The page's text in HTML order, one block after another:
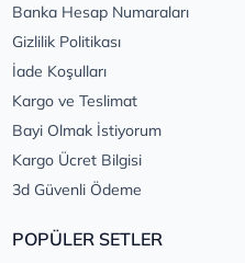
Banka Hesap Numaraları
Gizlilik Politikası
İade Koşulları
Kargo ve Teslimat
Bayi Olmak İstiyorum
Kargo Ücret Bilgisi
3d Güvenli Ödeme
POPÜLER SETLER